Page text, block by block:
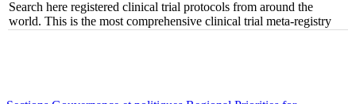
Search here registered clinical trial protocols from around the
world. This is the most comprehensive clinical trial meta-registry